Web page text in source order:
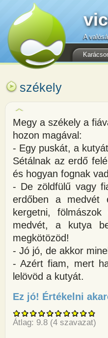
A
székely
Megy a székely a
hozon magával:
- Egy puskát, a
Sétálnak az erdő
és hogyan fognak
- De zöldfülű vagy
erdőben a medvét
kergetni,
medvét, a kutya
megkötözöd!
- Jó jó, de akkor
- Azért fiam, mert
lelövöd a kutyát.
Ez jó! Értékelni
Átlag: 9.8 (4 szavazat)